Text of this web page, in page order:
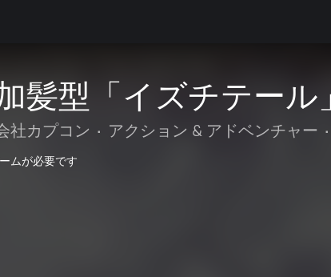
髪型「イズチテール
社カプコン • アクション & アドベンチャー •
ムが必要です